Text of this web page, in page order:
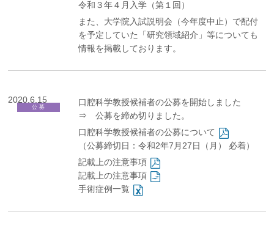
令和３年４月入学（第１回）
また、大学院入試説明会（今年度中止）で配付
を予定していた「研究領域紹介」等についても
情報を掲載しております。
2020.6.15
公 募
口腔科学教授候補者の公募を開始しました
⇒ 公募を締め切りました。
口腔科学教授候補者の公募について
（公募締切日：令和2年7月27日（月） 必着）
記載上の注意事項
記載上の注意事項
手術症例一覧